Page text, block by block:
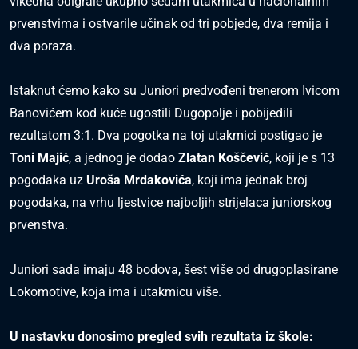
prvenstvima i ostvarile učinak od tri pobjede, dva remija i
dva poraza.
Istaknut ćemo kako su Juniori predvođeni trenerom Ivicom
Banovićem kod kuće ugostili Dugopolje i pobijedili
rezultatom 3:1. Dva pogotka na toj utakmici postigao je
Toni Majić, a jednog je dodao Zlatan Koščević, koji je s 13
pogodaka uz Uroša Mrdakovića, koji ima jednak broj
pogodaka, na vrhu ljestvice najboljih strijelaca juniorskog
prvenstva.
Juniori sada imaju 48 bodova, šest više od drugoplasirane
Lokomotive, koja ima i utakmicu više.
U nastavku donosimo pregled svih rezultata iz škole: